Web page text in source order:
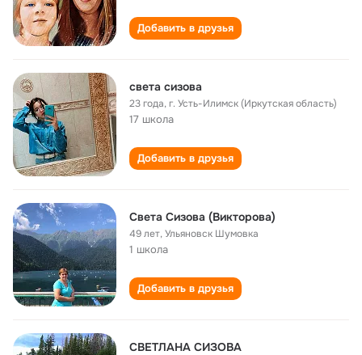
Добавить в друзья
света сизова
23 года,г. Усть-Илимск (Иркутская область)
17 школа
Добавить в друзья
Света Сизова (Викторова)
49 лет,Ульяновск Шумовка
1 школа
Добавить в друзья
СВЕТЛАНА СИЗОВА